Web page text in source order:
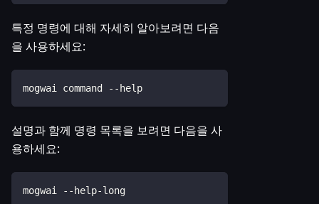
특정 명령에 대해 자세히 알아보려면 다음
을 사용하세요:
mogwai command --help
설명과 함께 명령 목록을 보려면 다음을 사
용하세요:
mogwai --help-long